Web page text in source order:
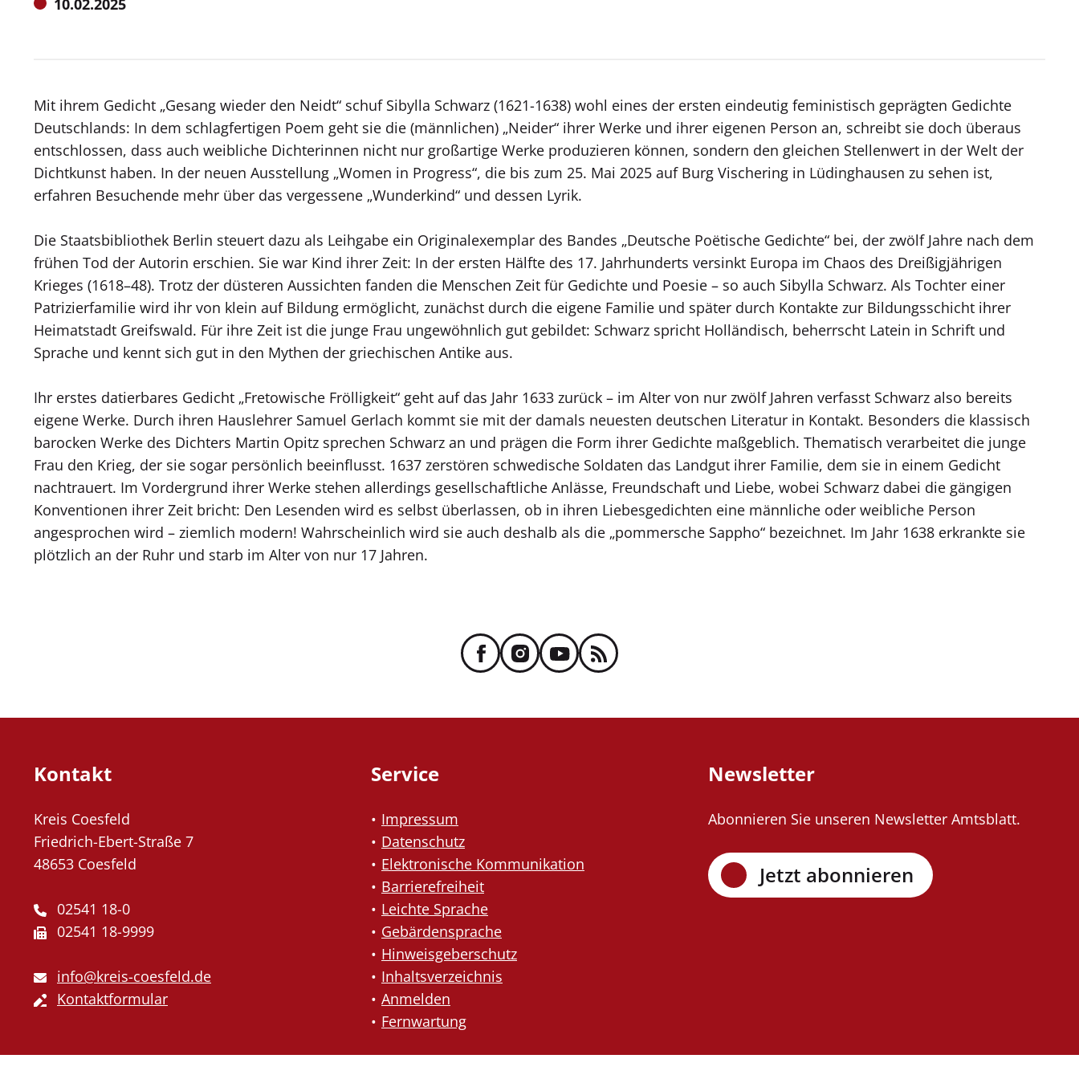
10.02.2025
Mit ihrem Gedicht „Gesang wieder den Neidt“ schuf Sibylla Schwarz (1621-1638) wohl eines der ersten eindeutig feministisch geprägten Gedichte
Deutschlands: In dem schlagfertigen Poem geht sie die (männlichen) „Neider“ ihrer Werke und ihrer eigenen Person an, schreibt sie doch überaus
entschlossen, dass auch weibliche Dichterinnen nicht nur großartige Werke produzieren können, sondern den gleichen Stellenwert in der Welt der
Dichtkunst haben. In der neuen Ausstellung „Women in Progress“, die bis zum 25. Mai 2025 auf Burg Vischering in Lüdinghausen zu sehen ist,
erfahren Besuchende mehr über das vergessene „Wunderkind“ und dessen Lyrik.
Die Staatsbibliothek Berlin steuert dazu als Leihgabe ein Originalexemplar des Bandes „Deutsche Poëtische Gedichte“ bei, der zwölf Jahre nach dem
frühen Tod der Autorin erschien. Sie war Kind ihrer Zeit: In der ersten Hälfte des 17. Jahrhunderts versinkt Europa im Chaos des Dreißigjährigen
Krieges (1618–48). Trotz der düsteren Aussichten fanden die Menschen Zeit für Gedichte und Poesie – so auch Sibylla Schwarz. Als Tochter einer
Patrizierfamilie wird ihr von klein auf Bildung ermöglicht, zunächst durch die eigene Familie und später durch Kontakte zur Bildungsschicht ihrer
Heimatstadt Greifswald. Für ihre Zeit ist die junge Frau ungewöhnlich gut gebildet: Schwarz spricht Holländisch, beherrscht Latein in Schrift und
Sprache und kennt sich gut in den Mythen der griechischen Antike aus.
Ihr erstes datierbares Gedicht „Fretowische Frölligkeit“ geht auf das Jahr 1633 zurück – im Alter von nur zwölf Jahren verfasst Schwarz also bereits
eigene Werke. Durch ihren Hauslehrer Samuel Gerlach kommt sie mit der damals neuesten deutschen Literatur in Kontakt. Besonders die klassisch
barocken Werke des Dichters Martin Opitz sprechen Schwarz an und prägen die Form ihrer Gedichte maßgeblich. Thematisch verarbeitet die junge
Frau den Krieg, der sie sogar persönlich beeinflusst. 1637 zerstören schwedische Soldaten das Landgut ihrer Familie, dem sie in einem Gedicht
nachtrauert. Im Vordergrund ihrer Werke stehen allerdings gesellschaftliche Anlässe, Freundschaft und Liebe, wobei Schwarz dabei die gängigen
Konventionen ihrer Zeit bricht: Den Lesenden wird es selbst überlassen, ob in ihren Liebesgedichten eine männliche oder weibliche Person
angesprochen wird – ziemlich modern! Wahrscheinlich wird sie auch deshalb als die „pommersche Sappho“ bezeichnet. Im Jahr 1638 erkrankte sie
plötzlich an der Ruhr und starb im Alter von nur 17 Jahren.
Kontakt
Kreis Coesfeld
Friedrich-Ebert-Straße 7
48653 Coesfeld
02541 18-0
02541 18-9999
info@kreis-coesfeld.de
Kontaktformular
Service
Impressum
Datenschutz
Elektronische Kommunikation
Barrierefreiheit
Leichte Sprache
Gebärdensprache
Hinweisgeberschutz
Inhaltsverzeichnis
Anmelden
Fernwartung
Newsletter
Abonnieren Sie unseren Newsletter Amtsblatt.
Jetzt abonnieren